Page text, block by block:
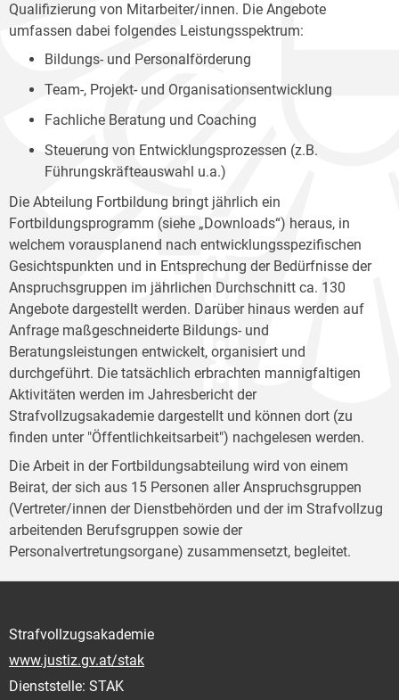
Qualifizierung von Mitarbeiter/innen. Die Angebote
umfassen dabei folgendes Leistungsspektrum:
Bildungs- und Personalförderung
Team-, Projekt- und Organisationsentwicklung
Fachliche Beratung und Coaching
Steuerung von Entwicklungsprozessen (z.B.
Führungskräfteauswahl u.a.)
Die Abteilung Fortbildung bringt jährlich ein
Fortbildungsprogramm (siehe „Downloads“) heraus, in
welchem vorausplanend nach entwicklungsspezifischen
Gesichtspunkten und in Entsprechung der Bedürfnisse der
Anspruchsgruppen im jährlichen Durchschnitt ca. 130
Angebote dargestellt werden. Darüber hinaus werden auf
Anfrage maßgeschneiderte Bildungs- und
Beratungsleistungen entwickelt, organisiert und
durchgeführt. Die tatsächlich erbrachten mannigfaltigen
Aktivitäten werden im Jahresbericht der
Strafvollzugsakademie dargestellt und können dort (zu
finden unter "Öffentlichkeitsarbeit") nachgelesen werden.
Die Arbeit in der Fortbildungsabteilung wird von einem
Beirat, der sich aus 15 Personen aller Anspruchsgruppen
(Vertreter/innen der Dienstbehörden und der im Strafvollzug
arbeitenden Berufsgruppen sowie der
Personalvertretungsorgane) zusammensetzt, begleitet.
Strafvollzugsakademie
www.justiz.gv.at/stak
Dienststelle: STAK